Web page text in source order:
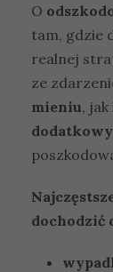
O
tam, gdzie
realnej
ze
mieniu, jak
dochodzić